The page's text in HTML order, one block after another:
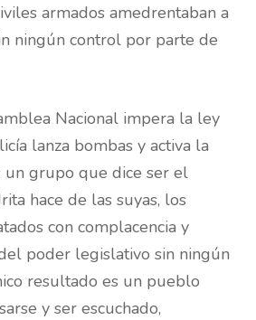
armados amedrentaban a
ningún control por parte de
Nacional impera la ley
lanza bombas y activa la
un grupo que dice ser el
hace de las suyas, los
con complacencia y
poder legislativo sin ningún
resultado es un pueblo
y ser escuchado,